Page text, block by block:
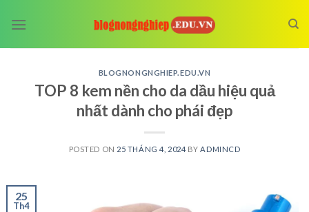
BLOGNONGNGHIEP.EDU.VN
TOP 8 kem nền cho da dầu hiệu quả
nhất dành cho phái đẹp
POSTED ON 25 THÁNG 4, 2024 BY ADMINCD
25
Th4